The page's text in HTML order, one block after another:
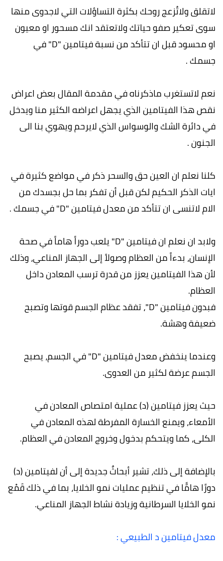
لاتقلق ولاتُزعج روحك بكثرة التساؤلات التي لاجدوى منها
سوى تعكير صفو حياتك ولاتعتقد انك مسحور او معيون
او محسود قبل ان تتأكد من نسبة فيتامين "D" في
جسمك .
نعم لاتستغرب ماذكرناه في مقدمة المقال بعض اعراض
نقص هذا الفيتامين الذي يجهل اعراضه الكثير منا ويدخل
في دائرة الشك والوسواس الذي لايرحم ويهوي بنا الى
الجنون .
كلنا نعلم ان العين حق والسحر ذكر في مواضع كثيرة في
ايات الذكر الحكيم لكن قبل أن تفكر بما حل بجسدك من
الام لاتنسى ان تتأكد من معدل فيتامين "D" في جسمك .
ولابد ان نعلم ان فيتامين "D" يلعب دوراً هاماً في صحة
الإنسان، بدءاً من العظام وصولاً إلى الجهاز المناعي، وذلك
لأن هذا الفيتامين يعزز من قدرة ترسب المعادن داخل
العظام.
فبدون فيتامين "D"، تفقد عظام الجسم قوتها وتصبح
ضعيفة وهشة.
وعندما ينخفض معدل فيتامين "D" في الجسم، يصبح
الجسم عرضة لكثير من العدوى.
حيث يعزز فيتامين (د) عملية امتصاص المعادن في
الأمعاء، ويمنع الخسارة المفرطة لهذه المعادن في
الكلى، كما ويتحكم بدخول وخروج المعادن في العظام.
بالإضافة إلى ذلك، تشير أبحاثٌ جديدة إلى أن لفيتامين (د)
دورًا هامًّا في تنظيم عمليات نمو الخلايا، بما في ذلك قَمْع
نمو الخلايا السرطانية وزيادة نشاط الجهاز المناعي.
معدل فيتامين د الطبيعي :